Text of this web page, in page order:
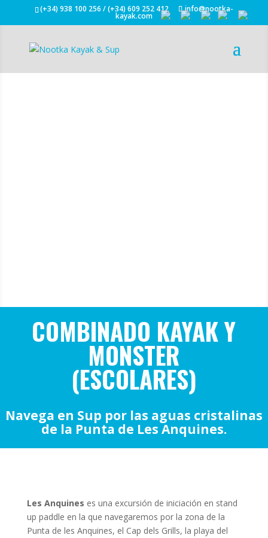
(+34) 938 100 256 / (+34) 609 252 412 info@nootka-
kayak.com
COMBINADO KAYAK Y
MONSTER
(ESCOLARES)
Navega en Sup por las aguas cristalinas
de la Punta de Les Anquines.
Les Anquines es una excursión de iniciación en stand
up paddle en la que navegaremos por la zona de la
Punta de les Anquines, el Cap dels Grills, la playa del